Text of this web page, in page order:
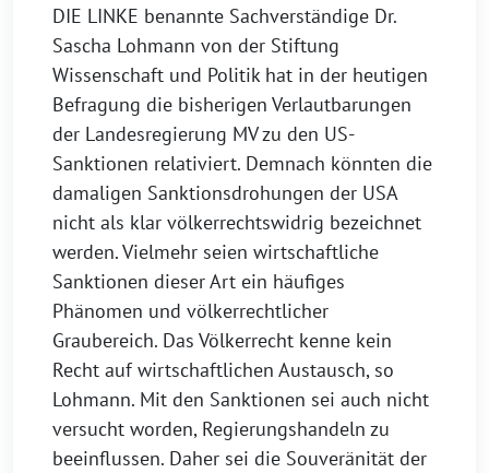
DIE LINKE benannte Sachverständige Dr.
Sascha Lohmann von der Stiftung
Wissenschaft und Politik hat in der heutigen
Befragung die bisherigen Verlautbarungen
der Landesregierung MV zu den US-
Sanktionen relativiert. Demnach könnten die
damaligen Sanktionsdrohungen der USA
nicht als klar völkerrechtswidrig bezeichnet
werden. Vielmehr seien wirtschaftliche
Sanktionen dieser Art ein häufiges
Phänomen und völkerrechtlicher
Graubereich. Das Völkerrecht kenne kein
Recht auf wirtschaftlichen Austausch, so
Lohmann. Mit den Sanktionen sei auch nicht
versucht worden, Regierungshandeln zu
beeinflussen. Daher sei die Souveränität der